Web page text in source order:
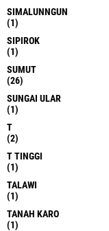
SIMALUNNGUN
(1)
SIPIROK
(1)
SUMUT
(26)
SUNGAI ULAR
(1)
T
(2)
T TINGGI
(1)
TALAWI
(1)
TANAH KARO
(1)